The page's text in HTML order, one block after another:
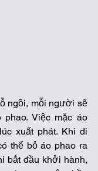
ngồi, mỗi người sẽ
Việc mặc áo
xuất phát. Khi đi
thể bỏ áo phao ra
bắt đầu khởi hành,